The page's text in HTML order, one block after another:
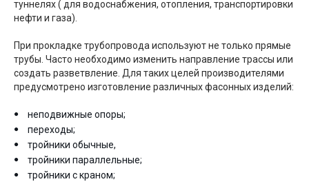
туннелях ( для водоснабжения, отопления, транспортировки
нефти и газа).
При прокладке трубопровода используют не только прямые
трубы. Часто необходимо изменить направление трассы или
создать разветвление. Для таких целей производителями
предусмотрено изготовление различных фасонных изделий:
неподвижные опоры;
переходы;
тройники обычные,
тройники параллельные;
тройники с краном;